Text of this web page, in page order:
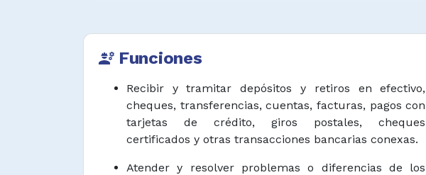
engineering Funciones
Recibir y tramitar depósitos y retiros en efectivo,
cheques, transferencias, cuentas, facturas, pagos con
tarjetas de crédito, giros postales, cheques
certificados y otras transacciones bancarias conexas.
Atender y resolver problemas o diferencias de los